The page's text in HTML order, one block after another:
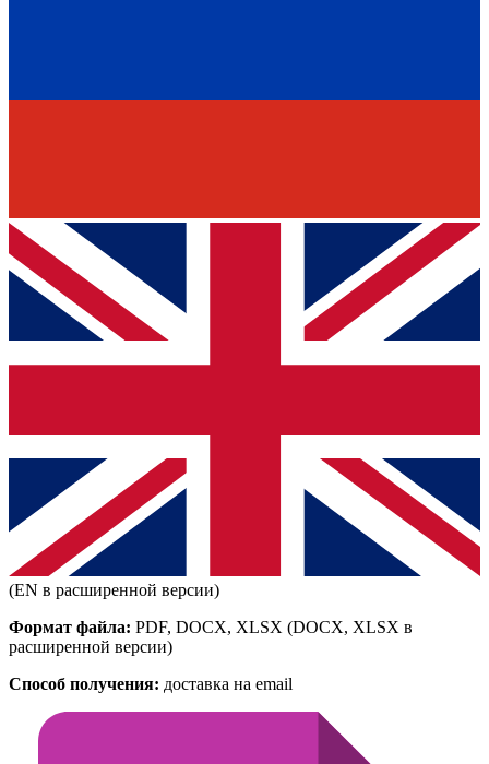
(EN в расширенной версии)
Формат файла: PDF, DOCX, XLSX (DOCX, XLSX в
расширенной версии)
Способ получения: доставка на email